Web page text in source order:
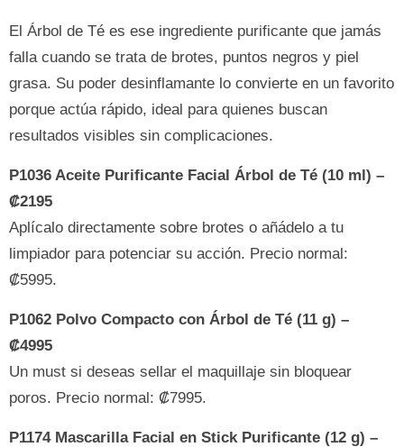
El Árbol de Té es ese ingrediente purificante que jamás
falla cuando se trata de brotes, puntos negros y piel
grasa. Su poder desinflamante lo convierte en un favorito
porque actúa rápido, ideal para quienes buscan
resultados visibles sin complicaciones.
P1036 Aceite Purificante Facial Árbol de Té (10 ml) –
₡2195
Aplícalo directamente sobre brotes o añádelo a tu
limpiador para potenciar su acción. Precio normal:
₡5995.
P1062 Polvo Compacto con Árbol de Té (11 g) –
₡4995
Un must si deseas sellar el maquillaje sin bloquear
poros. Precio normal: ₡7995.
P1174 Mascarilla Facial en Stick Purificante (12 g) –